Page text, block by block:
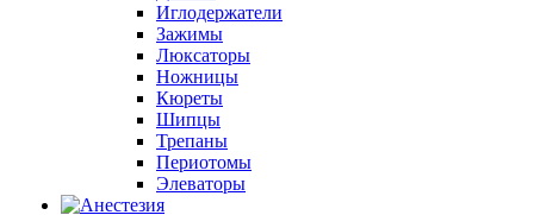
Иглодержатели
Зажимы
Люксаторы
Ножницы
Кюреты
Шипцы
Трепаны
Периотомы
Элеваторы